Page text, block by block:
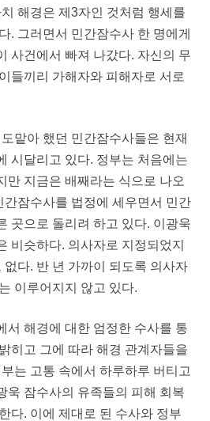
해경은 제3자인 것처럼 행세를
. 그러면서 민간잠수사 한 명에게
사건에서 빠져 나갔다. 자신의 무
들끼리 가해자와 피해자로 서로
맡아 했던 민간잠수사들은 현재
시달리고 있다. 정부는 처음에는
만 지금은 배째라는 식으로 나오
간잠수사를 법정에 세우면서 민간
곳으로 돌리려 하고 있다. 이광욱
비슷하다. 의사자로 지정되었지
없다. 반 년 가까이 되도록 의사자
이루어지지 않고 있다.
서 해경에 대한 엄정한 수사를 통
히고 그에 따라 해경 관계자들을
는 고통 속에서 하루하루 버티고
욱 잠수사의 유족들의 피해 회복
다. 이에 제대로 된 수사와 정부